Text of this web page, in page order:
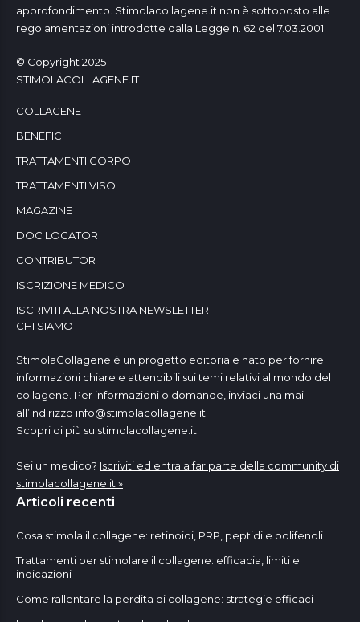
approfondimento. Stimolacollagene.it non è sottoposto alle
regolamentazioni introdotte dalla Legge n. 62 del 7.03.2001.
© Copyright 2025
STIMOLACOLLAGENE.IT
COLLAGENE
BENEFICI
TRATTAMENTI CORPO
TRATTAMENTI VISO
MAGAZINE
DOC LOCATOR
CONTRIBUTOR
ISCRIZIONE MEDICO
ISCRIVITI ALLA NOSTRA NEWSLETTER
CHI SIAMO
StimolaCollagene è un progetto editoriale nato per fornire
informazioni chiare e attendibili sui temi relativi al mondo del
collagene. Per informazioni o domande, inviaci una mail
all’indirizzo info@stimolacollagene.it
Scopri di più su stimolacollagene.it
Sei un medico? Iscriviti ed entra a far parte della community di
stimolacollagene.it »
Articoli recenti
Cosa stimola il collagene: retinoidi, PRP, peptidi e polifenoli
Trattamenti per stimolare il collagene: efficacia, limiti e
indicazioni
Come rallentare la perdita di collagene: strategie efficaci